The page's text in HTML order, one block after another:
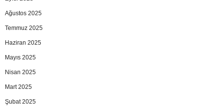
Ağustos 2025
Temmuz 2025
Haziran 2025
Mayıs 2025
Nisan 2025
Mart 2025
Şubat 2025